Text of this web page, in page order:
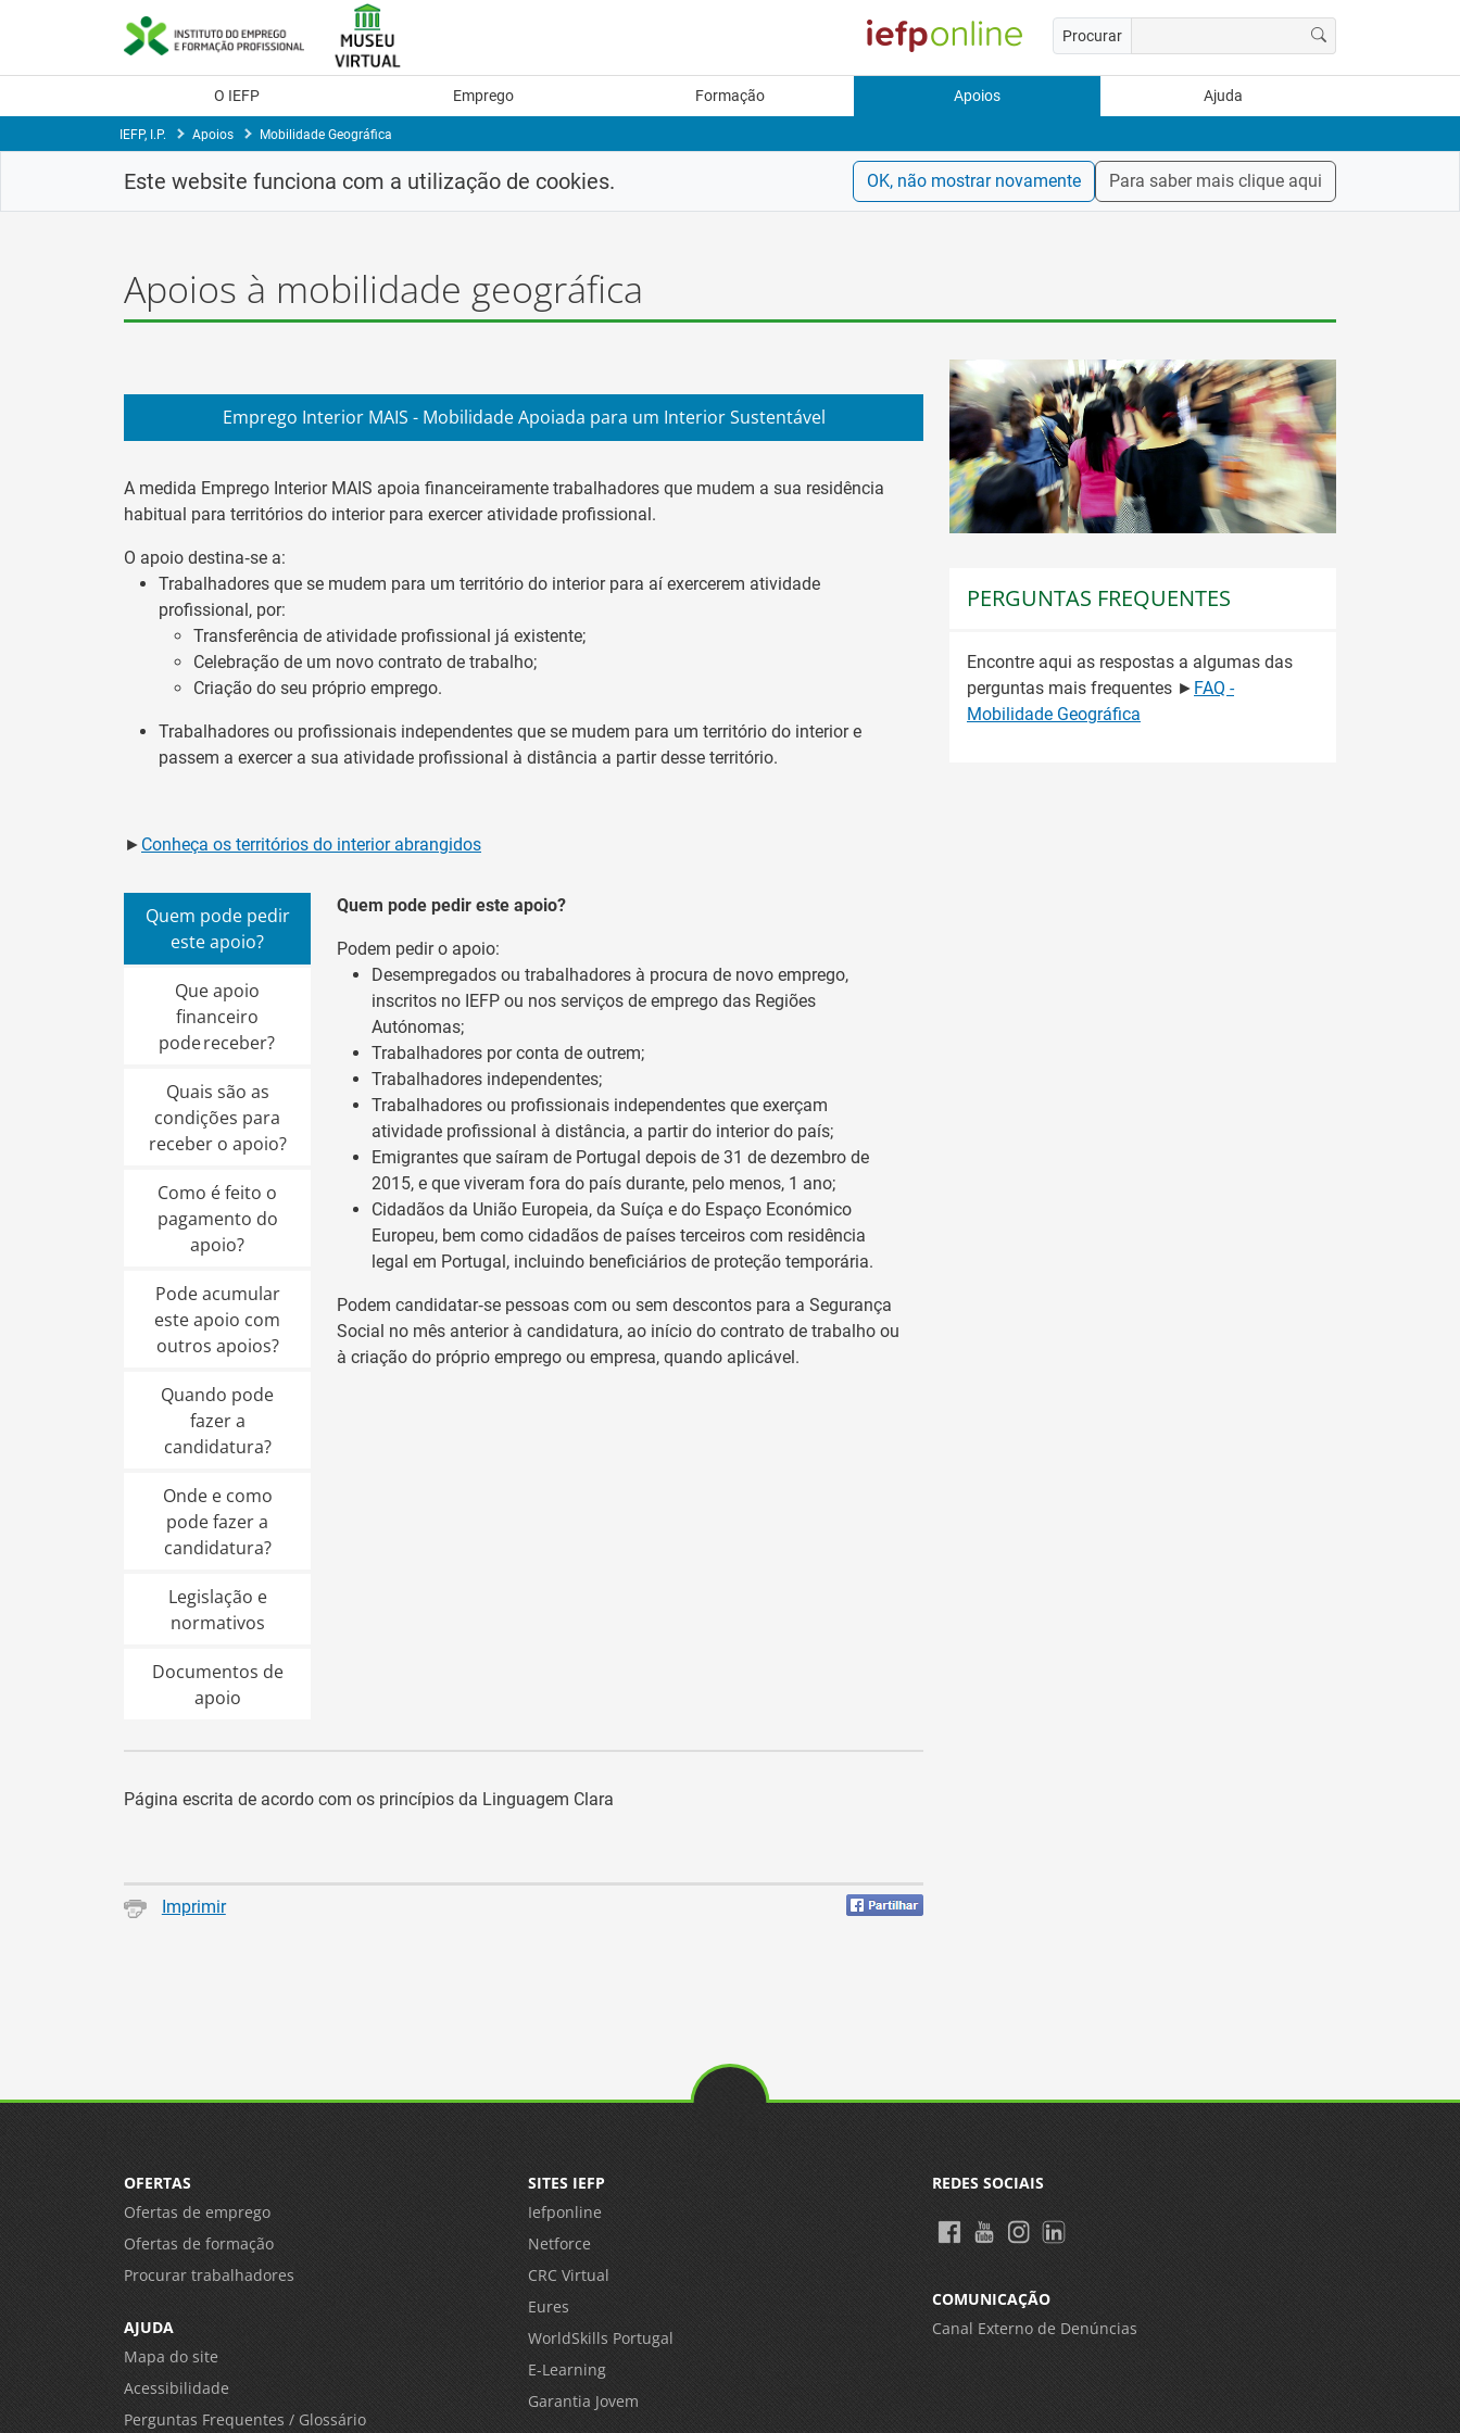
Procurar
O IEFP Emprego Formação Apoios Ajuda
IEFP, I.P. Apoios Mobilidade Geográfica
Este website funciona com a utilização de cookies. OK, não mostrar novamente Para saber mais clique aqui
Apoios à mobilidade geográfica
Emprego Interior MAIS - Mobilidade Apoiada para um Interior Sustentável
A medida Emprego Interior MAIS apoia financeiramente trabalhadores que mudem a sua residência
habitual para territórios do interior para exercer atividade profissional.
O apoio destina‑se a:
Trabalhadores que se mudem para um território do interior para aí exercerem atividade
profissional, por:
Transferência de atividade profissional já existente;
Celebração de um novo contrato de trabalho;
Criação do seu próprio emprego.
Trabalhadores ou profissionais independentes que se mudem para um território do interior e
passem a exercer a sua atividade profissional à distância a partir desse território.
► Conheça os territórios do interior abrangidos
Quem pode pedir
este apoio?
Que apoio
financeiro
pode receber?
Quais são as
condições para
receber o apoio?
Como é feito o
pagamento do
apoio?
Pode acumular
este apoio com
outros apoios?
Quando pode
fazer a
candidatura?
Onde e como
pode fazer a
candidatura?
Legislação e
normativos
Documentos de
apoio
Quem pode pedir este apoio?
Podem pedir o apoio:
Desempregados ou trabalhadores à procura de novo emprego,
inscritos no IEFP ou nos serviços de emprego das Regiões
Autónomas;
Trabalhadores por conta de outrem;
Trabalhadores independentes;
Trabalhadores ou profissionais independentes que exerçam
atividade profissional à distância, a partir do interior do país;
Emigrantes que saíram de Portugal depois de 31 de dezembro de
2015, e que viveram fora do país durante, pelo menos, 1 ano;
Cidadãos da União Europeia, da Suíça e do Espaço Económico
Europeu, bem como cidadãos de países terceiros com residência
legal em Portugal, incluindo beneficiários de proteção temporária.
Podem candidatar‑se pessoas com ou sem descontos para a Segurança
Social no mês anterior à candidatura, ao início do contrato de trabalho ou
à criação do próprio emprego ou empresa, quando aplicável.
Página escrita de acordo com os princípios da Linguagem Clara
Imprimir
PERGUNTAS FREQUENTES
Encontre aqui as respostas a algumas das
perguntas mais frequentes ► FAQ -
Mobilidade Geográfica
OFERTAS
Ofertas de emprego
Ofertas de formação
Procurar trabalhadores
AJUDA
Mapa do site
Acessibilidade
Perguntas Frequentes / Glossário
SITES IEFP
Iefponline
Netforce
CRC Virtual
Eures
WorldSkills Portugal
E-Learning
Garantia Jovem
REDES SOCIAIS
COMUNICAÇÃO
Canal Externo de Denúncias